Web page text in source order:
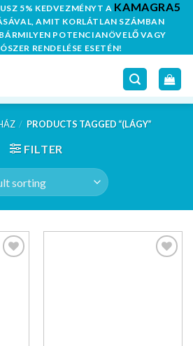
5% KEDVEZMÉNYT A KAMAGRA5
AMIT KORLÁTLAN SZÁMBAN
POTENCIANÖVELŐ VAGY
RENDELÉSE ESETÉN!
/ PRODUCTS TAGGED “(LÁGY”
FILTER